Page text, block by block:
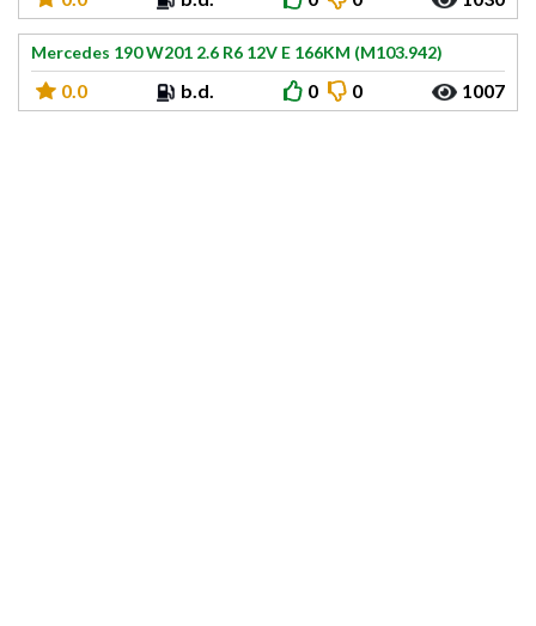
Mercedes 190 W201 2.6 R6 12V E 166KM (M103.942)
0.0 b.d. 0 0 1007